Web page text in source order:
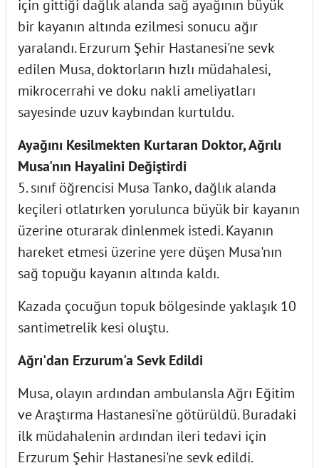
için gittiği dağlık alanda sağ ayağının büyük
bir kayanın altında ezilmesi sonucu ağır
yaralandı. Erzurum Şehir Hastanesi'ne sevk
edilen Musa, doktorların hızlı müdahalesi,
mikrocerrahi ve doku nakli ameliyatları
sayesinde uzuv kaybından kurtuldu.
Ayağını Kesilmekten Kurtaran Doktor, Ağrılı
Musa'nın Hayalini Değiştirdi
5. sınıf öğrencisi Musa Tanko, dağlık alanda
keçileri otlatırken yorulunca büyük bir kayanın
üzerine oturarak dinlenmek istedi. Kayanın
hareket etmesi üzerine yere düşen Musa'nın
sağ topuğu kayanın altında kaldı.
Kazada çocuğun topuk bölgesinde yaklaşık 10
santimetrelik kesi oluştu.
Ağrı'dan Erzurum'a Sevk Edildi
Musa, olayın ardından ambulansla Ağrı Eğitim
ve Araştırma Hastanesi'ne götürüldü. Buradaki
ilk müdahalenin ardından ileri tedavi için
Erzurum Şehir Hastanesi'ne sevk edildi.